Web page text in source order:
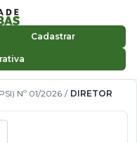
Cadastrar
Nº 01/2026 / DIRETOR